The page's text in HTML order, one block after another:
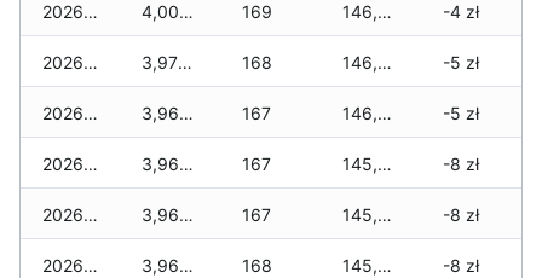
2026-05-22 4,000 zł 169 146,215 zł -4 zł
2026-05-21 3,970 zł 168 146,077 zł -5 zł
2026-05-20 3,962 zł 167 146,005 zł -5 zł
2026-05-19 3,962 zł 167 145,939 zł -8 zł
2026-05-18 3,962 zł 167 145,703 zł -8 zł
2026-05-17 3,962 zł 168 145,593 zł -8 zł